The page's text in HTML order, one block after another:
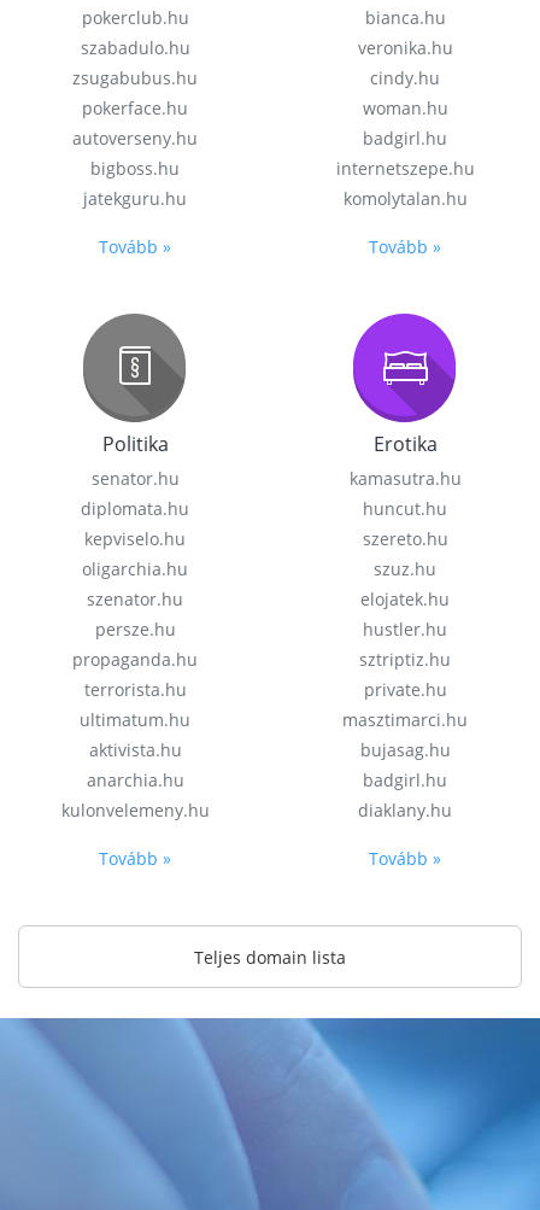
pokerclub.hu
szabadulo.hu
zsugabubus.hu
pokerface.hu
autoverseny.hu
bigboss.hu
jatekguru.hu
Tovább »
bianca.hu
veronika.hu
cindy.hu
woman.hu
badgirl.hu
internetszepe.hu
komolytalan.hu
Tovább »
Politika
senator.hu
diplomata.hu
kepviselo.hu
oligarchia.hu
szenator.hu
persze.hu
propaganda.hu
terrorista.hu
ultimatum.hu
aktivista.hu
anarchia.hu
kulonvelemeny.hu
Tovább »
Erotika
kamasutra.hu
huncut.hu
szereto.hu
szuz.hu
elojatek.hu
hustler.hu
sztriptiz.hu
private.hu
masztimarci.hu
bujasag.hu
badgirl.hu
diaklany.hu
Tovább »
Teljes domain lista